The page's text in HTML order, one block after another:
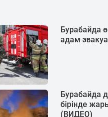
Бурабайда
адам
Бурабайда
бірінде
(ВИДЕО)